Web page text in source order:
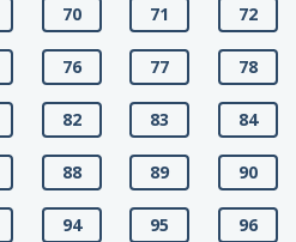
70 71 72
76 77 78
82 83 84
88 89 90
94 95 96